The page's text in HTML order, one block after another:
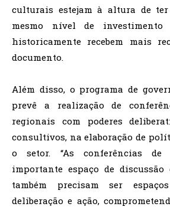
culturais estejam à altura de ter
mesmo nível de investimento
historicamente recebem mais
documento.
Além disso, o programa de
prevê a realização de
regionais com poderes
consultivos, na elaboração de
o setor. “As conferências
importante espaço de discussão
também precisam ser
deliberação e ação,